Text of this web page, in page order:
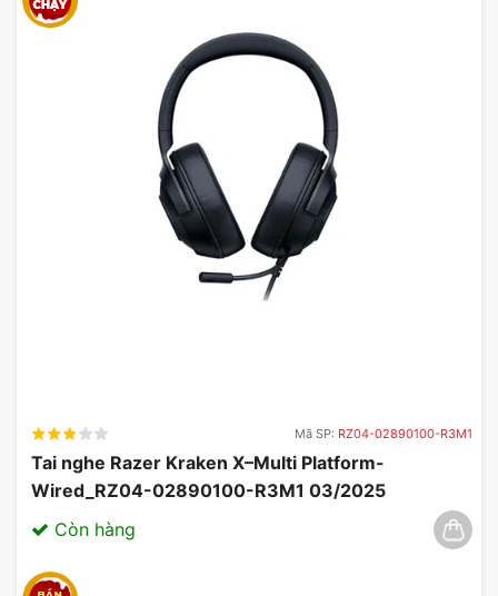
Mã SP: RZ04-02890100-R3M1
Tai nghe Razer Kraken X–Multi Platform-
Wired_RZ04-02890100-R3M1 03/2025
Còn hàng